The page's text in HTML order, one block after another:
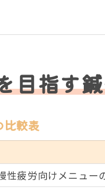
根本改善を
鍼灸整骨院
自律神経ケアも
西春町で鍼
鍼灸整骨院
西春町エリ
自律神経ケ
目指す
較表
性疲労向けメニュー